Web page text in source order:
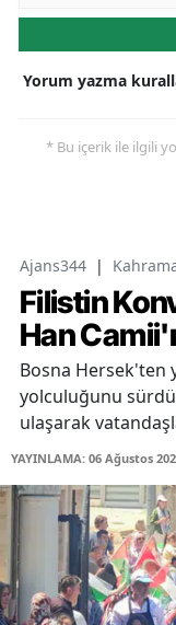
Yorum yazma
* Bu içerik ile ilgili
Ajans344 |
Filistin
Han
Bosna Hersek'ten
yolculuğunu
ulaşarak
YAYINLAMA: 06 Ağustos